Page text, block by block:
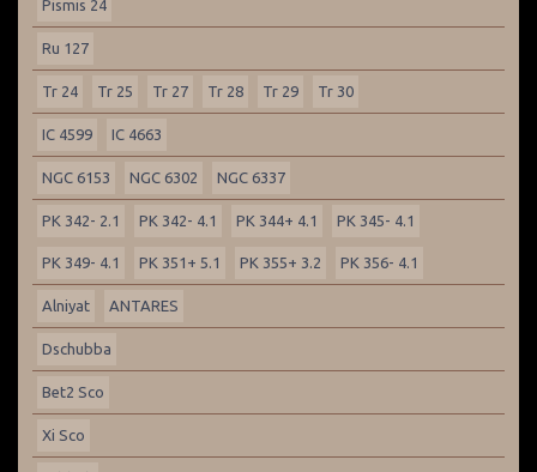
Pismis 24
Ru 127
Tr 24 Tr 25 Tr 27 Tr 28 Tr 29 Tr 30
IC 4599 IC 4663
NGC 6153 NGC 6302 NGC 6337
PK 342- 2.1 PK 342- 4.1 PK 344+ 4.1 PK 345- 4.1
PK 349- 4.1 PK 351+ 5.1 PK 355+ 3.2 PK 356- 4.1
Alniyat ANTARES
Dschubba
Bet2 Sco
Xi Sco